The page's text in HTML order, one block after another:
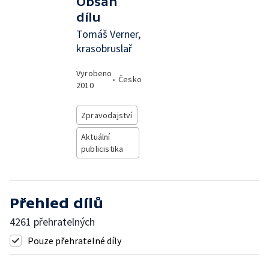
dílu
Tomáš Verner,
krasobruslař
Vyrobeno
2010
• Česko
Zpravodajství
Aktuální
publicistika
Přehled dílů
4261 přehratelných
Pouze přehratelné díly